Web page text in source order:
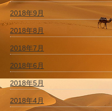
2018年9月
2018年8月
2018年7月
2018年6月
2018年5月
2018年4月